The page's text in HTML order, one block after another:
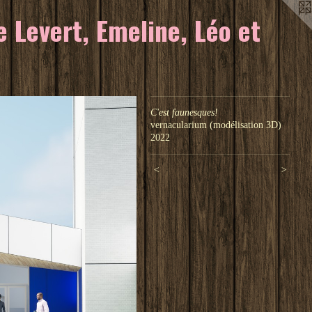
Levert, Emeline, Léo et
C'est faunesques!
vernacularium (modélisation 3D)
2022
< >